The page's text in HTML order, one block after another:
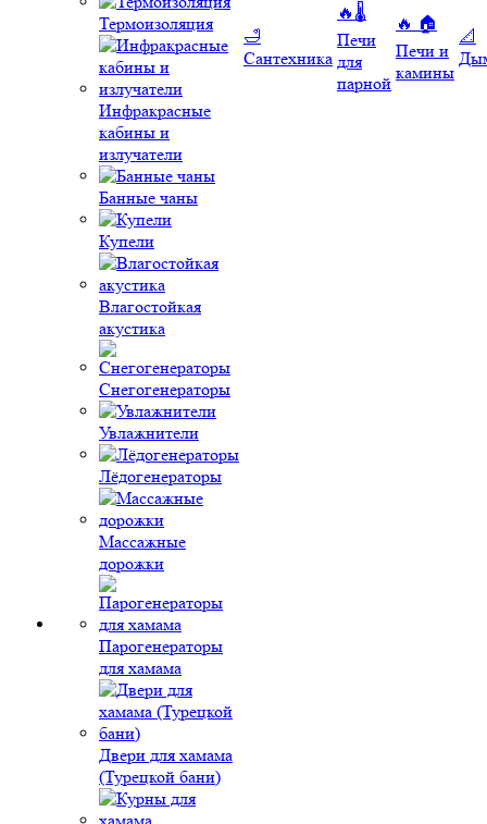
Термоизоляция
Инфракрасные
кабины и
излучатели
Банные чаны
Купели
Влагостойкая
акустика
Снегогенераторы
Увлажнители
Лёдогенераторы
Массажные
дорожки
Парогенераторы
для хамама
Двери для хамама
(Турецкой бани)
🛁
Сантехника
🔥🌡️
Печи
для
парной
🔥 🏠
Печи и
камины
📐